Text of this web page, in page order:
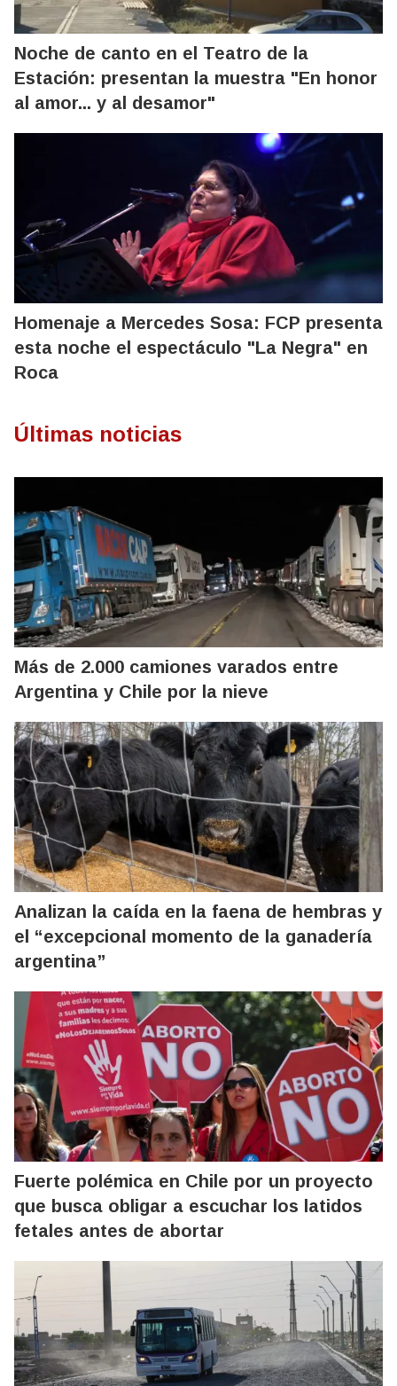
Noche de canto en el Teatro de la
Estación: presentan la muestra "En honor
al amor... y al desamor"
Homenaje a Mercedes Sosa: FCP presenta
esta noche el espectáculo "La Negra" en
Roca
Últimas noticias
Más de 2.000 camiones varados entre
Argentina y Chile por la nieve
Analizan la caída en la faena de hembras y
el “excepcional momento de la ganadería
argentina”
Fuerte polémica en Chile por un proyecto
que busca obligar a escuchar los latidos
fetales antes de abortar